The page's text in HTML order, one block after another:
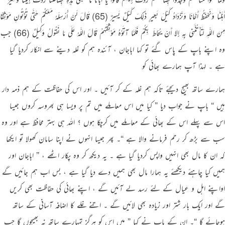
أَهْلَنَا وَنَحْفَظُ أَخَانَا وَنَزْدَادُ كَيْلَ بَعِيرٍ ذَلِكَ كَيْلٌ يَسِيرٌ (65) قَالَ لَنْ أُرْسِلَهُ مَعَكُمْ حَتَّى تُؤْتُونِ مَوْثِقًا
مِنَ اللَّهِ لَتَأْتُنَّنِي بِهِ إِلا أَنْ يُحَاطَ بِكُمْ فَلَمَّا آتَوْهُ مَوْثِقَهُمْ قَالَ اللَّهُ عَلَى مَا نَقُولُ وَكِيلٌ (66) جب
وہ اپنے باپ کے پاس گئے تو کہا اباجان ، آئندہ ہم کو غلہ دینے سے انکار کردیا گیا
ہے ۔ لہذا آپ ہمارے بھائی کو
ہمارے ساتھ بھیج دیجئے تاکہ ہم غلہ کے کر آئیں ۔ اور اس کی حفاظت کے ہم ذمہ دار
ہیں “ باپ نے جواب دیا ” کیا میں اس معاملے میں تم پر ویسا ہی بھروسہ کروں جیسا
اس سے پہلے اس کے بھائی کے معاملے میں کرچکا ہوں ؟ اللہ ہی بہتر محافظ ہے اور وہ
سب سے بڑھ کر رحم فرمانے والا ہے “۔ پھر جیسا انہوں نے اپنا سامان کھولا تو ایکھا
کہ ان کا مال بھی انہیں واپس کردیا گیا ہے ۔ یہ دیکھ کر وہ پکار اٹھے ، ” اباجان اور
ہمیں کیا چاہئے دیکھئے یہ ہمارا مال بھی ہمیں دے دیا گیا ہے ، بس اب ہم جائیں گے
اواپنے اہل و عیال کے لئے رسد لے آئیں گے ، اپنے بھائی کی حفاظت بھی کریں
گے اور ایک بار شتر اور زیادہ بھی لائیں گے ۔ اتنے غلے کا اضافہ آسانی کے ساتھ
ہوجائے گا “۔ ان کے باپ نے کہا ” میں اس کو ہرگز تمہارے ساتھ نہ بھیجوں گا جب